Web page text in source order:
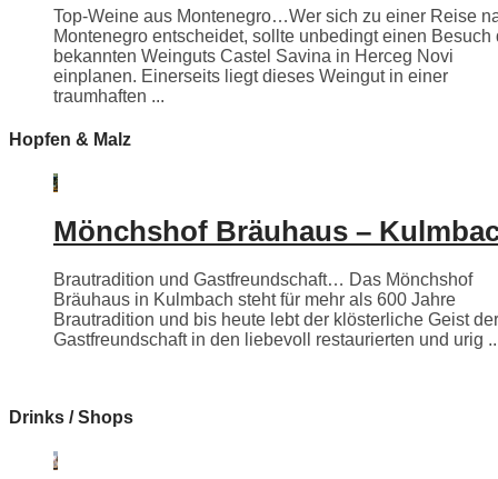
Top-Weine aus Montenegro…Wer sich zu einer Reise
Montenegro entscheidet, sollte unbedingt einen Besuch
bekannten Weinguts Castel Savina in Herceg Novi
einplanen. Einerseits liegt dieses Weingut in einer
traumhaften ...
Hopfen & Malz
Mönchshof Bräuhaus –
Brautradition und Gastfreundschaft… Das Mönchshof
Bräuhaus in Kulmbach steht für mehr als 600 Jahre
Brautradition und bis heute lebt der klösterliche Geist der
Gastfreundschaft in den liebevoll restaurierten und urig
Drinks / Shops